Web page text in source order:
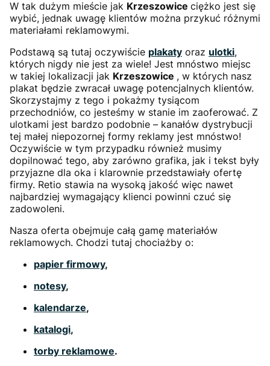
W tak dużym mieście jak Krzeszowice ciężko jest się
wybić, jednak uwagę klientów można przykuć różnymi
materiałami reklamowymi.
Podstawą są tutaj oczywiście plakaty oraz ulotki,
których nigdy nie jest za wiele! Jest mnóstwo miejsc
w takiej lokalizacji jak Krzeszowice , w których nasz
plakat będzie zwracał uwagę potencjalnych klientów.
Skorzystajmy z tego i pokażmy tysiącom
przechodniów, co jesteśmy w stanie im zaoferować. Z
ulotkami jest bardzo podobnie – kanałów dystrybucji
tej małej niepozornej formy reklamy jest mnóstwo!
Oczywiście w tym przypadku również musimy
dopilnować tego, aby zarówno grafika, jak i tekst były
przyjazne dla oka i klarownie przedstawiały ofertę
firmy. Retio stawia na wysoką jakość więc nawet
najbardziej wymagający klienci powinni czuć się
zadowoleni.
Nasza oferta obejmuje całą gamę materiałów
reklamowych. Chodzi tutaj chociażby o:
papier firmowy,
notesy,
kalendarze,
katalogi,
torby reklamowe.